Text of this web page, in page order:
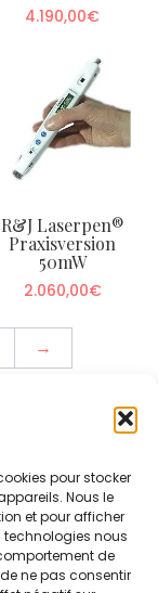
pour stocker
Nous le
et pour afficher
technologies nous
de
ne pas consentir
4.190,00€
R&J Laserpen®
Praxisversion
50mW
2.060,00€
→